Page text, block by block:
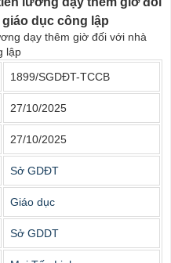
dục công lập
dạy thêm giờ đối với nhà
lập
1899/SGDĐT-TCCB
27/10/2025
27/10/2025
Sở GDĐT
Giáo dục
Sở GDDT